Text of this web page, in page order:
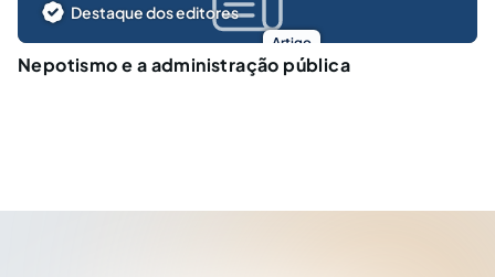
Artigo
Destaque dos editores
Nepotismo e a administração pública